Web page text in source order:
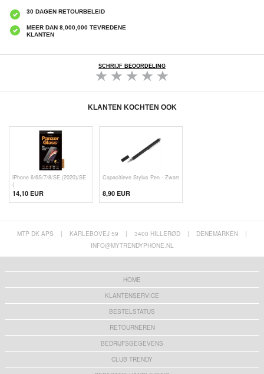
30 DAGEN RETOURBELEID
MEER DAN 8,000,000 TEVREDENE
KLANTEN
SCHRIJF BEOORDELING
KLANTEN KOCHTEN OOK
iPhone 6/6S/7/8/SE (2020)/SE
(
14,10 EUR
Capacitieve Stylus Pen - Zwart
8,90 EUR
MTP DK APS | KARLEBOVEJ 59 | 3400 HILLERØD | DENEMARKEN
|
INFO@MYTRENDYPHONE.NL
HOME
KLANTENSERVICE
BESTELSTATUS
RETOURNEREN
BEDRIJFSGEGEVENS
CLUB TRENDY